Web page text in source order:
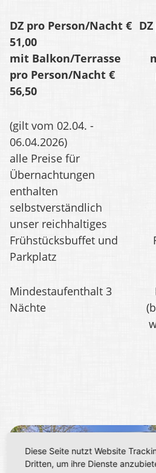
DZ pro Person/Nacht €
51,00
mit Balkon/Terrasse
pro Person/Nacht €
56,50
(gilt vom 02.04. -
06.04.2026)
alle Preise für
Übernachtungen
enthalten
selbstverständlich
unser reichhaltiges
Frühstücksbuffet und
Parkplatz
Mindestaufenthalt 3
Nächte
Diese Seite nutzt Website
Dritten, um ihre Dienste